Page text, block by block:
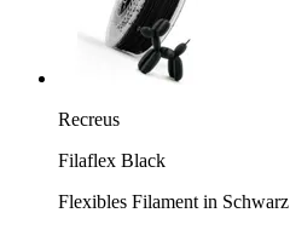
Recreus
Filaflex Black
Flexibles Filament in Schwarz